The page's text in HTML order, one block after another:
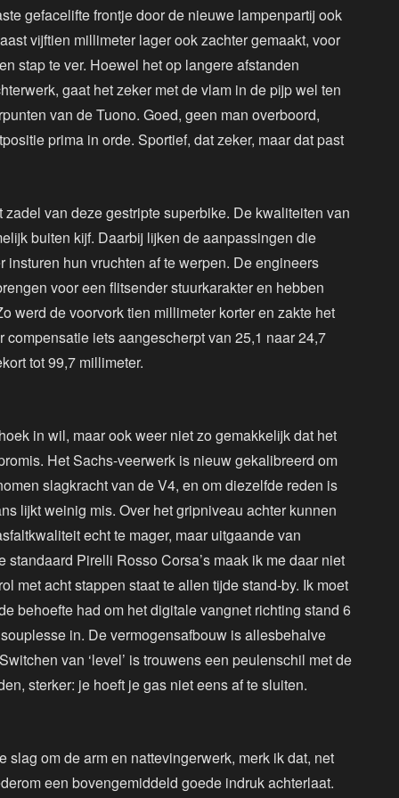
gefacelifte frontje door de nieuwe lampenpartij ook
vijftien millimeter lager ook zachter gemaakt, voor
stap te ver. Hoewel het op langere afstanden
gaat het zeker met de vlam in de pijp wel ten
van de Tuono. Goed, geen man overboord,
prima in orde. Sportief, dat zeker, maar dat past
zadel van deze gestripte superbike. De kwaliteiten van
buiten kijf. Daarbij lijken de aanpassingen die
hun vruchten af te werpen. De engineers
voor een flitsender stuurkarakter en hebben
werd de voorvork tien millimeter korter en zakte het
iets aangescherpt van 25,1 naar 24,7
tot 99,7 millimeter.
in wil, maar ook weer niet zo gemakkelijk dat het
Het Sachs-veerwerk is nieuw gekalibreerd om
slagkracht van de V4, en om diezelfde reden is
lijkt weinig mis. Over het gripniveau achter kunnen
echt te mager, maar uitgaande van
standaard Pirelli Rosso Corsa’s maak ik me daar niet
met acht stappen staat te allen tijde stand-by. Ik moet
behoefte had om het digitale vangnet richting stand 6
in. De vermogensafbouw is allesbehalve
van ‘level’ is trouwens een peulenschil met de
sterker: je hoeft je gas niet eens af te sluiten.
om de arm en nattevingerwerk, merk ik dat, net
een bovengemiddeld goede indruk achterlaat.